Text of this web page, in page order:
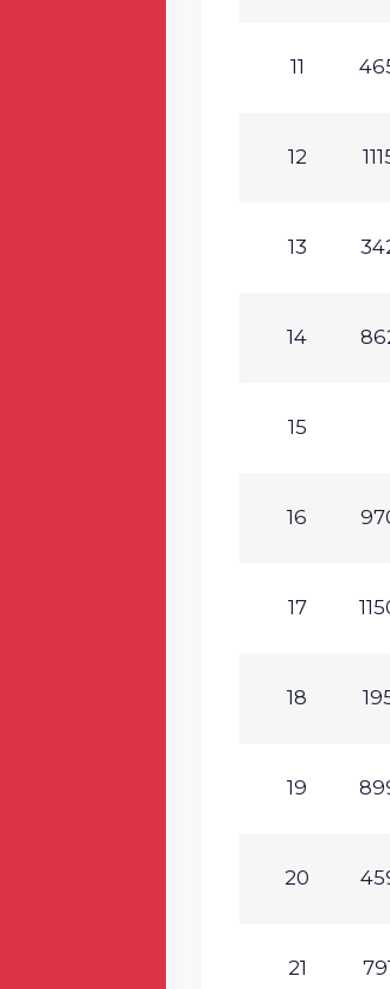
11
12
13
14
15
16
17
18
19
20
21